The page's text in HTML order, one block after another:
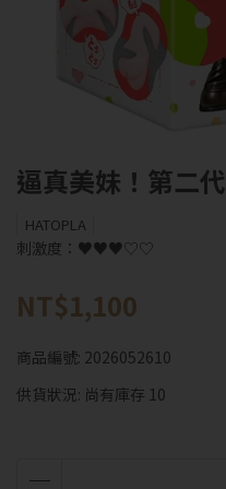
逼真美妹！第二代
HATOPLA
刺激度：♥♥♥♡♡
NT$1,100
商品編號: 2026052610
供貨狀況: 尚有庫存 10